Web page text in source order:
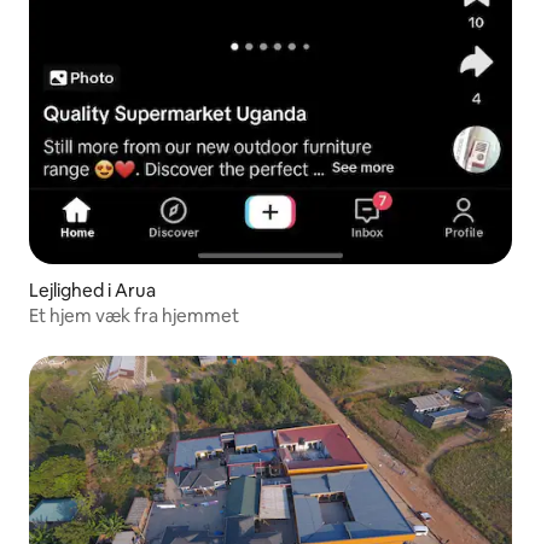
Lejlighed i Arua
Et hjem væk fra hjemmet